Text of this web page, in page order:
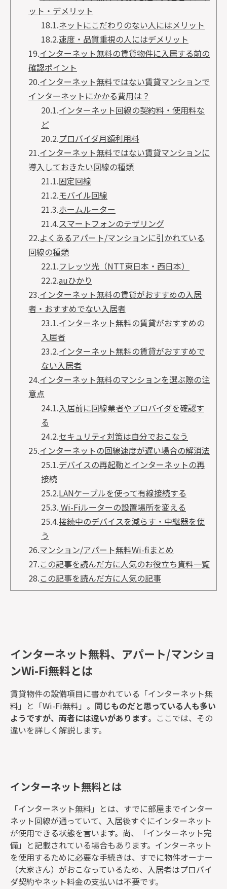
ット・デメリット
18.1.ネットにこだわりのない人にはメリット
18.2.速度・品質重視の人にはデメリット
19.インターネット無料の賃貸物件に入居する前の
確認ポイント
20.インターネット無料ではない賃貸マンションで
インターネットにかかる費用は？
20.1.インターネット回線の契約料・使用料な
ど
20.2.プロバイダ月額利用料
21.インターネット無料ではない賃貸マンションに
導入しておきたい回線の種類
21.1.固定回線
21.2.モバイル回線
21.3.ホームルーター
21.4.スマートフォンのテザリング
22.よくあるアパート/マンションに引かれている
回線の種類
22.1.フレッツ光（NTT東日本・西日本）
22.2.auひかり
23.インターネット無料の賃貸がおすすめの入居
者・おすすめでない入居者
23.1.インターネット無料の賃貸がおすすめの
入居者
23.2.インターネット無料の賃貸がおすすめで
ない入居者
24.インターネット無料のマンションを選ぶ際の注
意点
24.1.入居前に回線業者やプロバイダを確認す
る
24.2.セキュリティ対策は自分でおこなう
25.インターネットの回線速度が遅い場合の解消法
25.1.デバイスの再起動とインターネットの再
接続
25.2.LANケーブルを使って有線接続する
25.3. Wi-Fiルーターの設置場所を変える
25.4.接続中のデバイスを減らす・中継器を使
う
26.マンション/アパート無料Wi-fiまとめ
27.この記事を読んだ方に人気のお役立ち資料一覧
28.この記事を読んだ方に人気の記事
インターネット無料、アパート/マンショ
ンWi-Fi無料とは
賃貸物件の設備項目に書かれている「インターネット無
料」と「Wi-Fi無料」。 同じものだと思っている人も多い
ようですが、両者には違いがあります。ここでは、その
違いを詳しく解説します。
インターネット無料とは
「インターネット無料」とは、すでに部屋までインター
ネット回線が通っていて、入居後すぐにインターネット
が使用できる状態を言います。尚、「インターネット完
備」と記載されている場合もあります。インターネット
を使用するために必要な手続きは、すでに物件オーナー
（大家さん）がおこなっているため、入居者はプロバイ
ダ契約やネット料金の支払いは不要です。